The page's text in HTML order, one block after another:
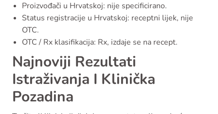
Proizvođači u Hrvatskoj: nije specificirano.
Status registracije u Hrvatskoj: receptni lijek, nije
OTC.
OTC / Rx klasifikacija: Rx, izdaje se na recept.
Najnoviji Rezultati
Istraživanja I Klinička
Pozadina